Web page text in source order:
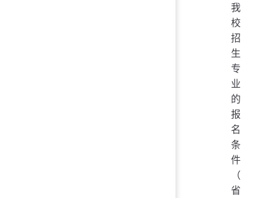
我
校
招
生
专
业
的
报
名
条
件
（
省